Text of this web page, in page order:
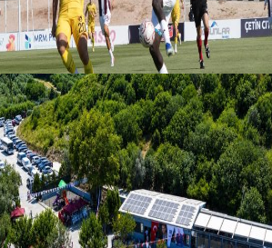
Bandırmaspor’dan 3 gollü başlangıç
08 Ağustos 2026